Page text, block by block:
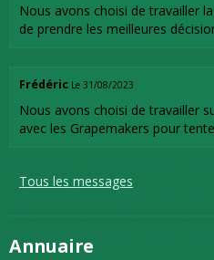
Nous avons choisi de travailler
de prendre les meilleures
Frédéric Le 31/08/2023
Nous avons choisi de travailler
avec les Grapemakers pour
Tous les messages
Annuaire